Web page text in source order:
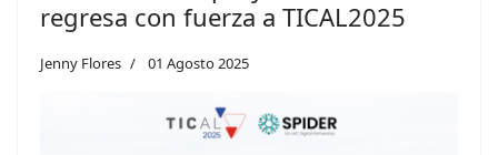
regresa con fuerza a TICAL2025
Jenny Flores 01 Agosto 2025